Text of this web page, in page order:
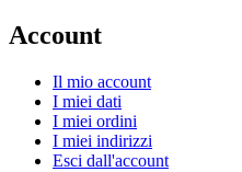
Account
Il mio account
I miei dati
I miei ordini
I miei indirizzi
Esci dall'account